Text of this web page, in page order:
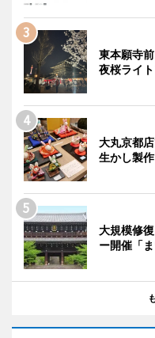
東本願寺
夜桜ライ
大丸京都
生かし製作
大規模修
ー開催「